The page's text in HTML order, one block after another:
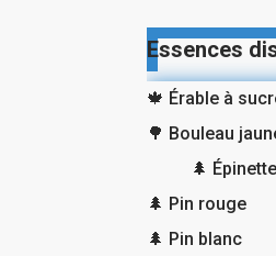
Essences
🍁 Érable à
🌳
🌲 Épinette
🌲 Pin rouge
🌲 Pin blanc